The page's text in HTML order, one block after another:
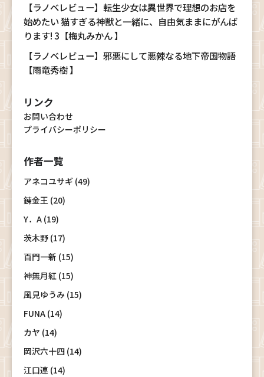
【ラノベレビュー】転生少女は異世界で理想のお店を
始めたい 猫すぎる神獣と一緒に、自由気ままにがんば
ります! 3【梅丸みかん 】
【ラノベレビュー】邪悪にして悪辣なる地下帝国物語
【雨竜秀樹 】
リンク
お問い合わせ
プライバシーポリシー
作者一覧
アネコユサギ (49)
錬金王 (20)
Y．A (19)
茨木野 (17)
百門一新 (15)
神無月紅 (15)
風見ゆうみ (15)
FUNA (14)
カヤ (14)
岡沢六十四 (14)
江口連 (14)